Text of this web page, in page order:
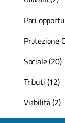
Pari
Protezione
Sociale (20)
Tributi (12)
Viabilità (2)